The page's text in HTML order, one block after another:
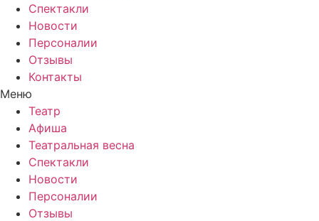
Спектакли
Новости
Персоналии
Отзывы
Контакты
Меню
Театр
Афиша
Театральная весна
Спектакли
Новости
Персоналии
Отзывы